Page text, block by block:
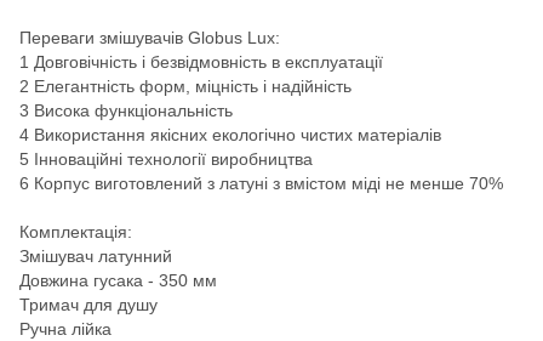
Переваги змішувачів Globus Lux:
1 Довговічність і безвідмовність в експлуатації
2 Елегантність форм, міцність і надійність
3 Висока функціональність
4 Використання якісних екологічно чистих матеріалів
5 Інноваційні технології виробництва
6 Корпус виготовлений з латуні з вмістом міді не менше 70%
Комплектація:
Змішувач латунний
Довжина гусака - 350 мм
Тримач для душу
Ручна лійка